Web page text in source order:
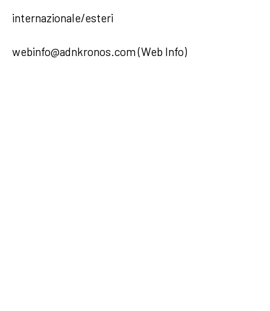
internazionale/esteri
webinfo@adnkronos.com (Web Info)